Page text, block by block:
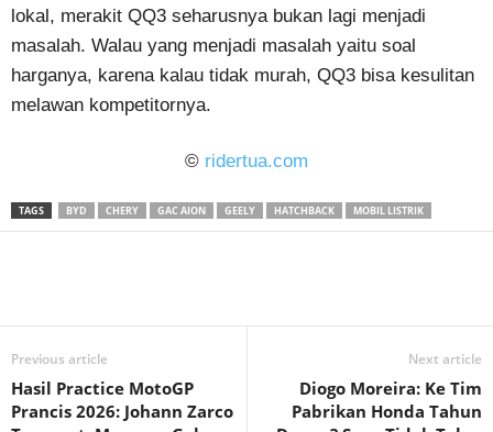
lokal, merakit QQ3 seharusnya bukan lagi menjadi
masalah. Walau yang menjadi masalah yaitu soal
harganya, karena kalau tidak murah, QQ3 bisa kesulitan
melawan kompetitornya.
© ridertua.com
TAGS BYD CHERY GAC AION GEELY HATCHBACK MOBIL LISTRIK
Previous article
Hasil Practice MotoGP
Prancis 2026: Johann Zarco
Next article
Diogo Moreira: Ke Tim
Pabrikan Honda Tahun